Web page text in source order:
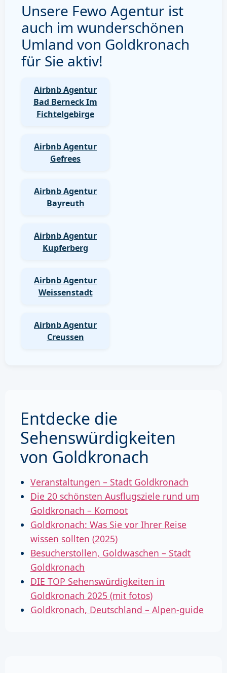
Unsere Fewo Agentur ist
auch im wunderschönen
Umland von Goldkronach
für Sie aktiv!
Airbnb Agentur
Bad Berneck Im
Fichtelgebirge
Airbnb Agentur
Gefrees
Airbnb Agentur
Bayreuth
Airbnb Agentur
Kupferberg
Airbnb Agentur
Weissenstadt
Airbnb Agentur
Creussen
Entdecke die
Sehenswürdigkeiten
von Goldkronach
Veranstaltungen – Stadt Goldkronach
Die 20 schönsten Ausflugsziele rund um
Goldkronach – Komoot
Goldkronach: Was Sie vor Ihrer Reise
wissen sollten (2025)
Besucherstollen, Goldwaschen – Stadt
Goldkronach
DIE TOP Sehenswürdigkeiten in
Goldkronach 2025 (mit fotos)
Goldkronach, Deutschland – Alpen-guide